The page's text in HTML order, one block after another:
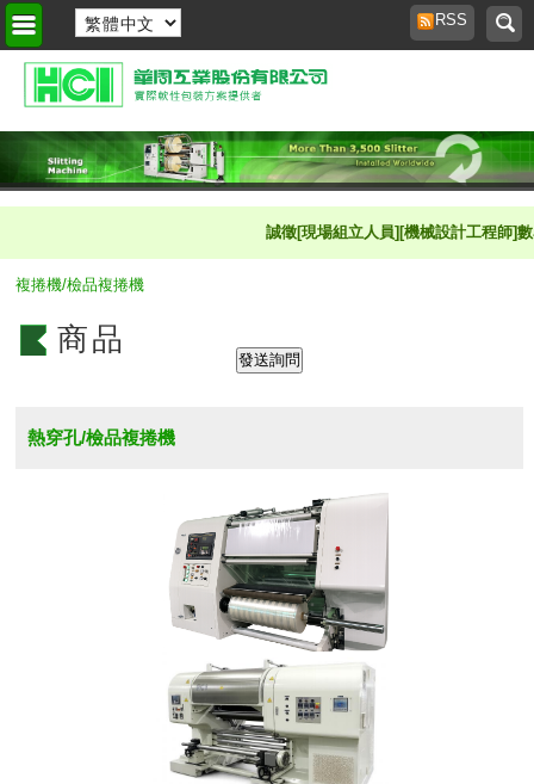
RSS
誠徵[現場組立人員][機械設計工程師]
複捲機/檢品複捲機
商品
熱穿孔/檢品複捲機